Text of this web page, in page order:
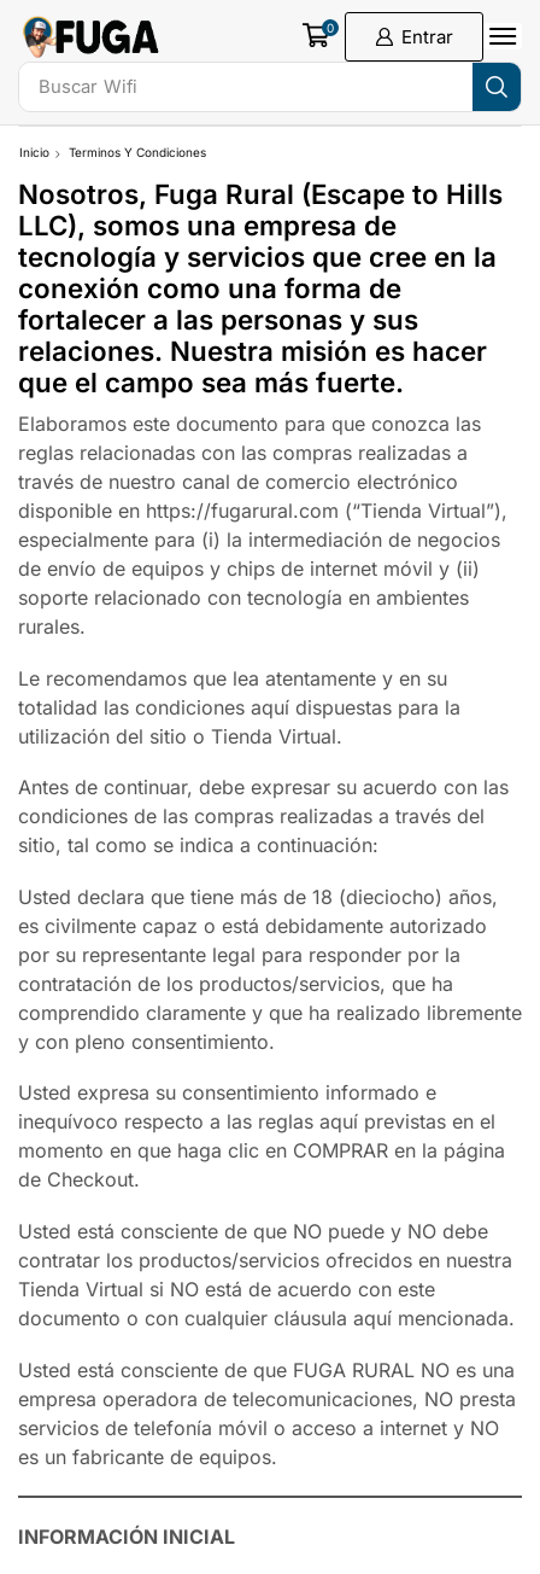
Buscar Wifi
0 Entrar
Inicio Terminos Y Condiciones
Nosotros, Fuga Rural (Escape to Hills
LLC), somos una empresa de
tecnología y servicios que cree en la
conexión como una forma de
fortalecer a las personas y sus
relaciones. Nuestra misión es hacer
que el campo sea más fuerte.
Elaboramos este documento para que conozca las
reglas relacionadas con las compras realizadas a
través de nuestro canal de comercio electrónico
disponible en https://fugarural.com (“Tienda Virtual”),
especialmente para (i) la intermediación de negocios
de envío de equipos y chips de internet móvil y (ii)
soporte relacionado con tecnología en ambientes
rurales.
Le recomendamos que lea atentamente y en su
totalidad las condiciones aquí dispuestas para la
utilización del sitio o Tienda Virtual.
Antes de continuar, debe expresar su acuerdo con las
condiciones de las compras realizadas a través del
sitio, tal como se indica a continuación:
Usted declara que tiene más de 18 (dieciocho) años,
es civilmente capaz o está debidamente autorizado
por su representante legal para responder por la
contratación de los productos/servicios, que ha
comprendido claramente y que ha realizado libremente
y con pleno consentimiento.
Usted expresa su consentimiento informado e
inequívoco respecto a las reglas aquí previstas en el
momento en que haga clic en COMPRAR en la página
de Checkout.
Usted está consciente de que NO puede y NO debe
contratar los productos/servicios ofrecidos en nuestra
Tienda Virtual si NO está de acuerdo con este
documento o con cualquier cláusula aquí mencionada.
Usted está consciente de que FUGA RURAL NO es una
empresa operadora de telecomunicaciones, NO presta
servicios de telefonía móvil o acceso a internet y NO
es un fabricante de equipos.
INFORMACIÓN INICIAL